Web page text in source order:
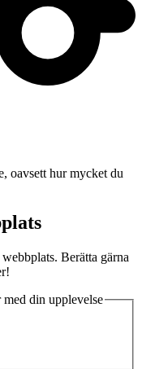
oavsett hur mycket du
Berätta gärna
med din upplevelse